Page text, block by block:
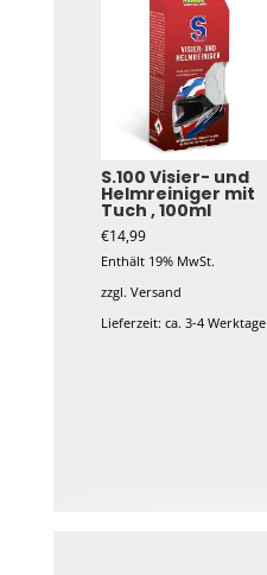
S.100 Visier- und
Helmreiniger mit
Tuch , 100ml
€14,99
Enthält 19% MwSt.
zzgl.Versand
Lieferzeit: ca. 3-4 Werktage